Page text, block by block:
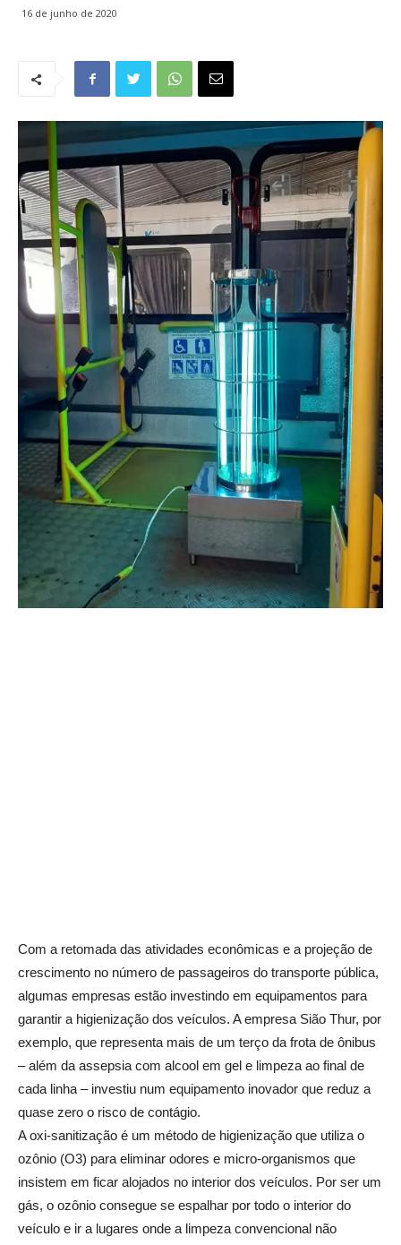
16 de junho de 2020
Com a retomada das atividades econômicas e a projeção de
crescimento no número de passageiros do transporte pública,
algumas empresas estão investindo em equipamentos para
garantir a higienização dos veículos. A empresa Sião Thur, por
exemplo, que representa mais de um terço da frota de ônibus
– além da assepsia com alcool em gel e limpeza ao final de
cada linha – investiu num equipamento inovador que reduz a
quase zero o risco de contágio.
A oxi-sanitização é um método de higienização que utiliza o
ozônio (O3) para eliminar odores e micro-organismos que
insistem em ficar alojados no interior dos veículos. Por ser um
gás, o ozônio consegue se espalhar por todo o interior do
veículo e ir a lugares onde a limpeza convencional não